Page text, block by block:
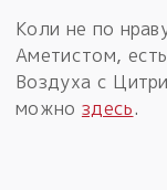
Коли не по
Аметистом,
Воздуха с
можно здесь.